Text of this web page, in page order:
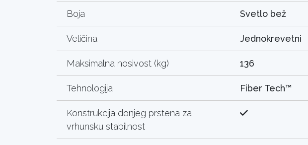
Boja Svetlo bež
Veličina Jednokrevetni
Maksimalna nosivost (kg) 136
Tehnologija Fiber Tech™
Konstrukcija donjeg prstena za
vrhunsku stabilnost